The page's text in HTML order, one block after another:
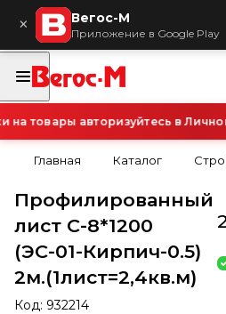
× Вегос-М
Приложение в Google Play
товары авторизуйтесь в Личном
Главная Каталог
Профилированный
лист С-8*1200
(ЭС-01-Кирпич-0.5)
2м.(1лист=2,4кв.м)
Код: 932214